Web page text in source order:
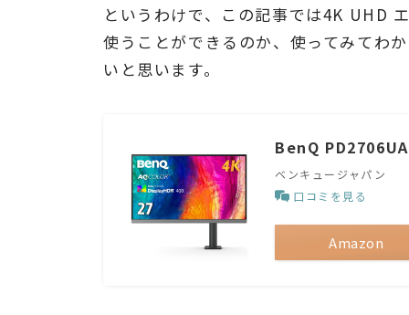
というわけで、この記事では4K UHD
使うことができるのか、使ってみてわ
いと思います。
BenQ PD2706UA
ベンキュージャパン
口コミを見る
Amazon